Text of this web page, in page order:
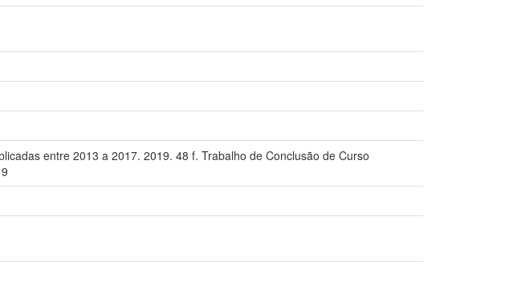
entre 2013 a 2017. 2019. 48 f. Trabalho de Conclusão de Curso